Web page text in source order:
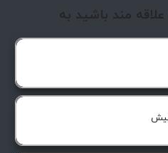
مند باشید به